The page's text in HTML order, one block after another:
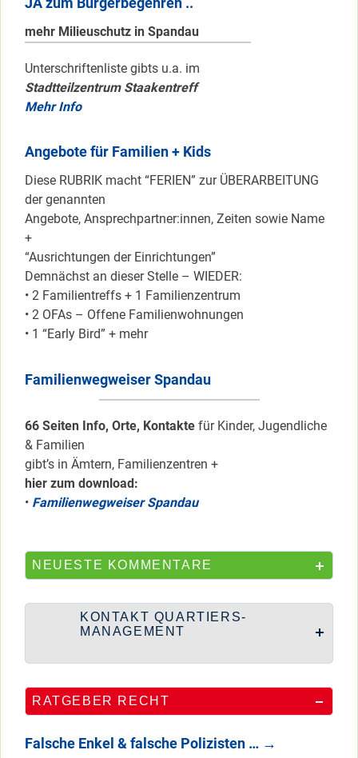
mehr Milieuschutz in Spandau
Unterschriftenliste gibts u.a. im
Stadtteilzentrum Staakentreff
Mehr Info
Angebote für Familien + Kids
Diese RUBRIK macht “FERIEN” zur ÜBERARBEITUNG
der genannten
Angebote, Ansprechpartner:innen, Zeiten sowie Name
+
“Ausrichtungen der Einrichtungen”
Demnächst an dieser Stelle – WIEDER:
• 2 Familientreffs + 1 Familienzentrum
• 2 OFAs – Offene Familienwohnungen
• 1 “Early Bird” + mehr
Familienwegweiser Spandau
66 Seiten Info, Orte, Kontakte für Kinder, Jugendliche
& Familien
gibt’s in Ämtern, Familienzentren +
hier zum download:
• Familienwegweiser Spandau
NEUESTE KOMMENTARE
KONTAKT QUARTIERS-
MANAGEMENT
RATGEBER RECHT
Falsche Enkel & falsche Polizisten … →